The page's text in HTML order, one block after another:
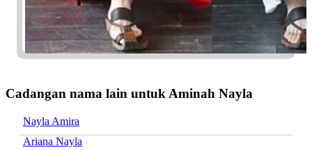
Cadangan nama lain untuk Aminah Nayla
Nayla Amira
Ariana Nayla